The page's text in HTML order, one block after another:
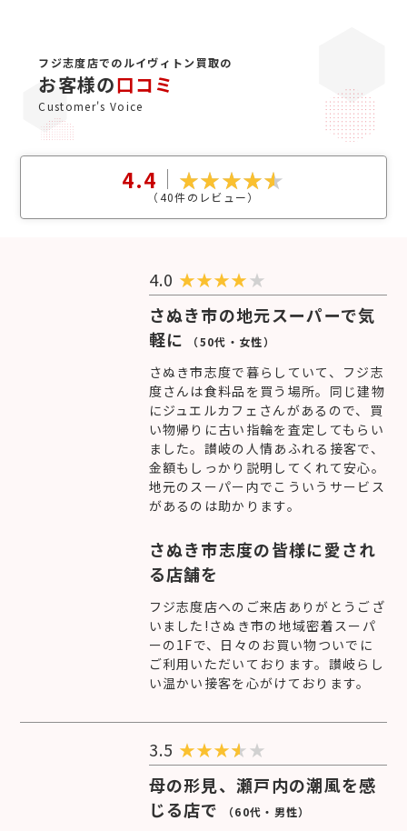
フジ志度店でのルイヴィトン買取の
お客様の口コミ
Customer's Voice
4.4
（40件のレビュー）
4.0 ★★★★★
さぬき市の地元スーパーで気
軽に
（50代・女性）
さぬき市志度で暮らしていて、フジ志
度さんは食料品を買う場所。同じ建物
にジュエルカフェさんがあるので、買
い物帰りに古い指輪を査定してもらい
ました。讃岐の人情あふれる接客で、
金額もしっかり説明してくれて安心。
地元のスーパー内でこういうサービス
があるのは助かります。
さぬき市志度の皆様に愛され
る店舗を
フジ志度店へのご来店ありがとうござ
いました!さぬき市の地域密着スーパ
ーの1Fで、日々のお買い物ついでに
ご利用いただいております。讃岐らし
い温かい接客を心がけております。
3.5 ★★★
★
母の形見、瀬戸内の潮風を感
じる店で
（60代・男性）